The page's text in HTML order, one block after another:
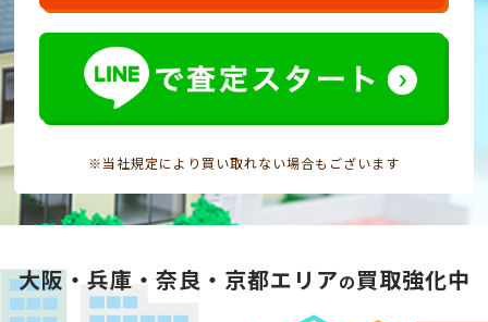
※当社規定により買い取れない場合もございます
大阪・兵庫・奈良・京都エリアの買取強化中